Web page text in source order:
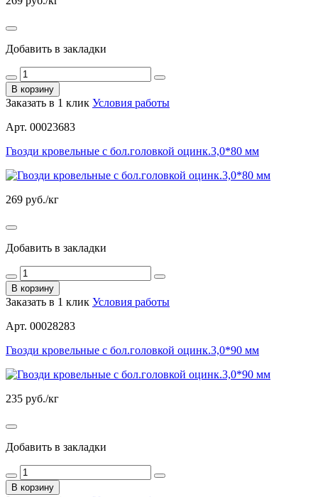
Добавить в закладки
В корзину
Заказать в 1 клик Условия работы
Арт. 00023683
Гвозди кровельные с бол.головкой оцинк.3,0*80 мм
269 руб./кг
Добавить в закладки
В корзину
Заказать в 1 клик Условия работы
Арт. 00028283
Гвозди кровельные с бол.головкой оцинк.3,0*90 мм
235 руб./кг
Добавить в закладки
В корзину